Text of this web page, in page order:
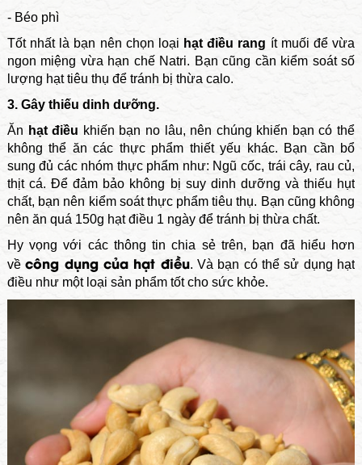
- Béo phì
Tốt nhất là bạn nên chọn loại hạt điều rang ít muối để vừa
ngon miệng vừa hạn chế Natri. Bạn cũng cần kiểm soát số
lượng hạt tiêu thụ để tránh bị thừa calo.
3. Gây thiếu dinh dưỡng.
Ăn hạt điều khiến bạn no lâu, nên chúng khiến bạn có thể
không thể ăn các thực phẩm thiết yếu khác. Bạn cần bổ
sung đủ các nhóm thực phẩm như: Ngũ cốc, trái cây, rau củ,
thịt cá.Để đảm bảo không bị suy dinh dưỡng và thiếu hụt
chất, bạn nên kiểm soát thực phẩm tiêu thụ. Bạn cũng không
nên ăn quá 150g hạt điều 1 ngày để tránh bị thừa chất.
Hy vọng với các thông tin chia sẻ trên, bạn đã hiểu hơn
vềcông dụng của hạt điều. Và bạn có thể sử dụng hạt
điều như một loại sản phẩm tốt cho sức khỏe.